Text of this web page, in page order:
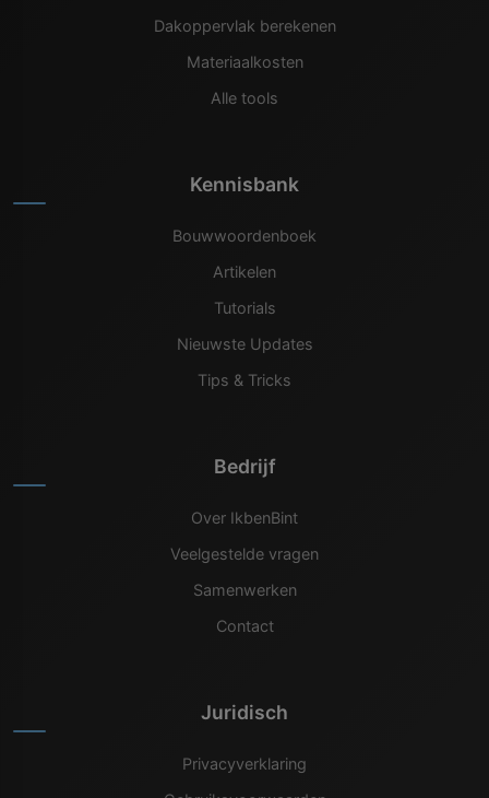
Dakoppervlak berekenen
Materiaalkosten
Alle tools
Kennisbank
Bouwwoordenboek
Artikelen
Tutorials
Nieuwste Updates
Tips & Tricks
Bedrijf
Over IkbenBint
Veelgestelde vragen
Samenwerken
Contact
Juridisch
Privacyverklaring